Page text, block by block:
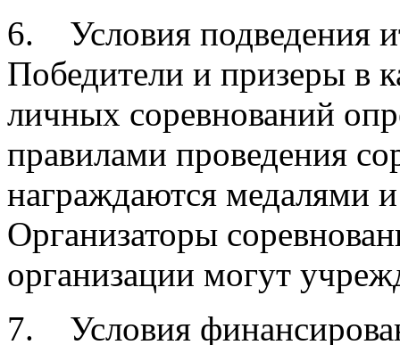
6. Условия подведения
Победители и призеры в
личных соревнований
правилами проведения
награждаются медалями
Организаторы
организации могут
7. Условия